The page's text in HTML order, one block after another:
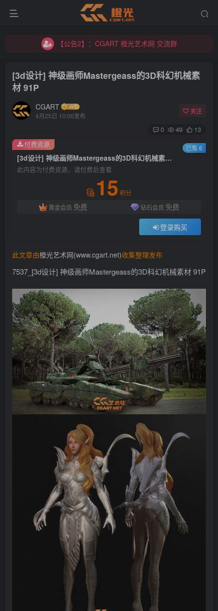
【公告2】：CGART 橙光艺术网 交流群
【公告2】：CGART 橙光艺术网 交流群
[3d设计] 神级画师Mastergeass的3D科幻机械素
材 91P
CGART
4月25日 10:00发布
关注
0 49 13
[3d设计] 神级画师Mastergeass的3D科幻机械素材 91P
此内容为付费资源，请付费后查看
15 积分
黄金会员 免费 钻石会员 免费
登录购买
付费资源 已售 6
此文章由橙光艺术网(www.cgart.net)收集整理发布
7537_[3d设计] 神级画师Mastergeass的3D科幻机械素材 91P
登录
没有账号？立即注册
用户名/手机号/邮箱
登录密码
找回密码
登录